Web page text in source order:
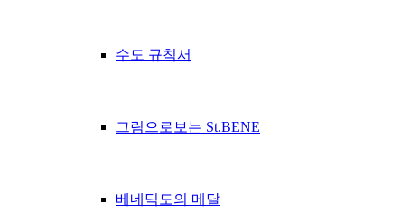
수도 규칙서
그림으로보는 St.BENE
베네딕도의 메달